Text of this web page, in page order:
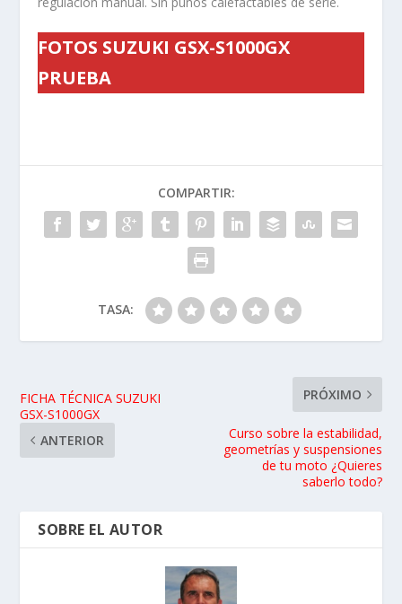
FOTOS SUZUKI GSX-S1000GX
PRUEBA
COMPARTIR:
TASA:
FICHA TÉCNICA SUZUKI
GSX-S1000GX
ANTERIOR
PRÓXIMO
Curso sobre la estabilidad,
geometrías y suspensiones
de tu moto ¿Quieres
saberlo todo?
SOBRE EL AUTOR